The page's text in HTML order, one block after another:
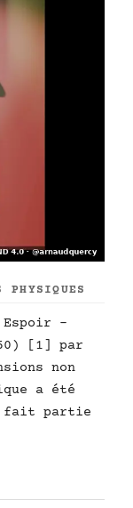
Espoir -
[1] par
non
a été
fait partie